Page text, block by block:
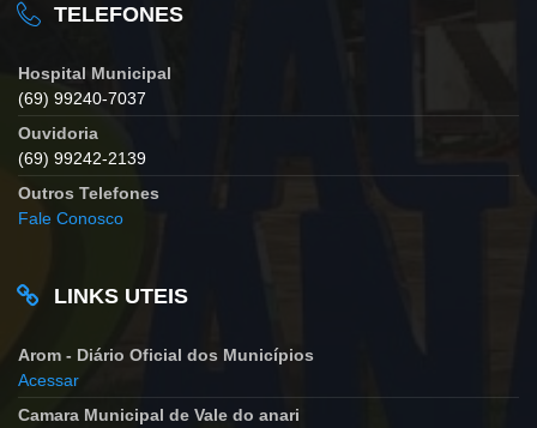
TELEFONES
Hospital Municipal
(69) 99240-7037
Ouvidoria
(69) 99242-2139
Outros Telefones
Fale Conosco
LINKS UTEIS
Arom - Diário Oficial dos Municípios
Acessar
Camara Municipal de Vale do anari